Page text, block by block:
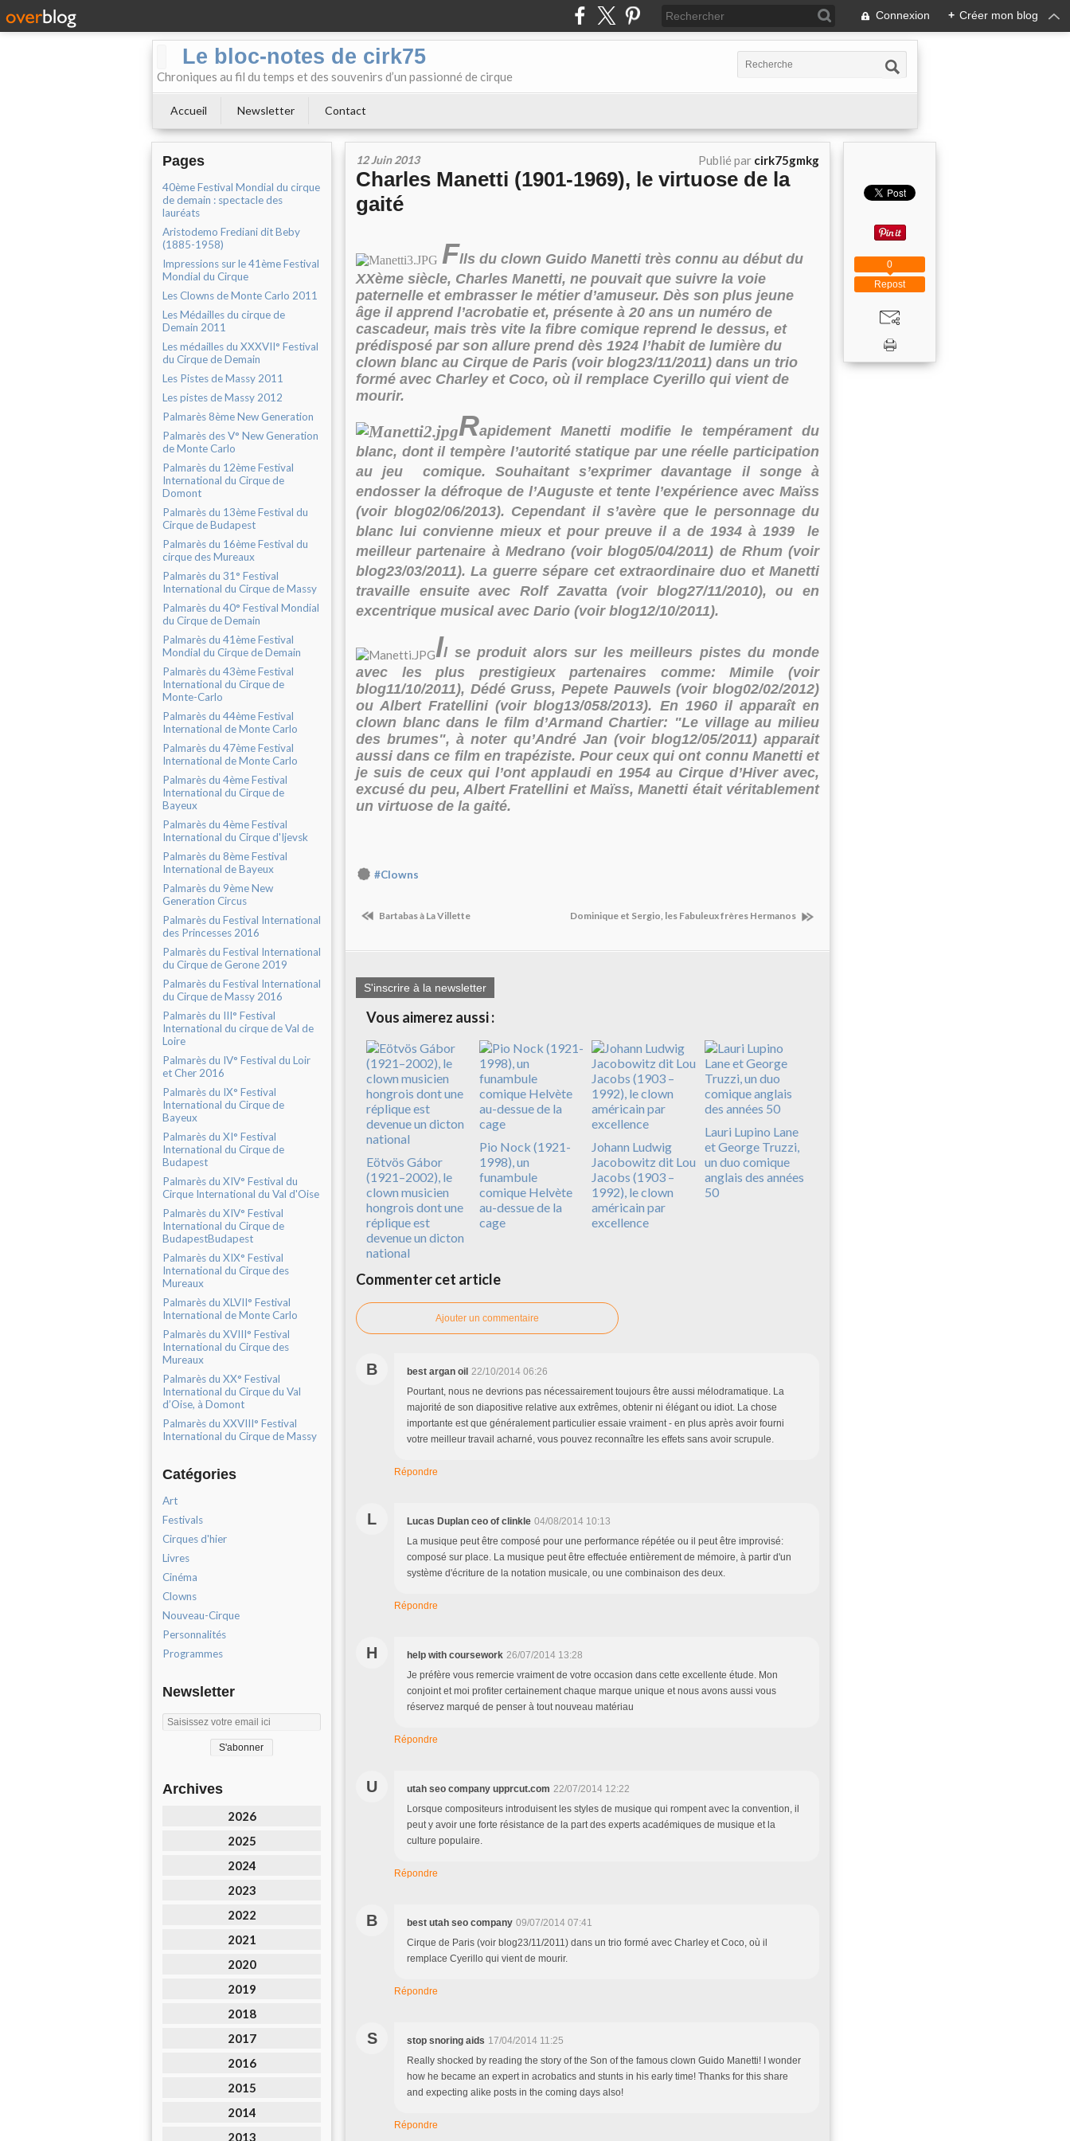
Connexion + Créer mon blog
Le bloc-notes de cirk75
Chroniques au fil du temps et des souvenirs d’un passionné de cirque
Accueil Newsletter Contact
Pages
40ème Festival Mondial du cirque
de demain : spectacle des
lauréats
Aristodemo Frediani dit Beby
(1885-1958)
Impressions sur le 41ème Festival
Mondial du Cirque
Les Clowns de Monte Carlo 2011
Les Médailles du cirque de
Demain 2011
Les médailles du XXXVII° Festival
du Cirque de Demain
Les Pistes de Massy 2011
Les pistes de Massy 2012
Palmarès 8ème New Generation
Palmarès des V° New Generation
de Monte Carlo
Palmarès du 12ème Festival
International du Cirque de
Domont
Palmarès du 13ème Festival du
Cirque de Budapest
Palmarès du 16ème Festival du
cirque des Mureaux
Palmarès du 31° Festival
International du Cirque de Massy
Palmarès du 40° Festival Mondial
du Cirque de Demain
Palmarès du 41ème Festival
Mondial du Cirque de Demain
Palmarès du 43ème Festival
International du Cirque de
Monte-Carlo
Palmarès du 44ème Festival
International de Monte Carlo
Palmarès du 47ème Festival
International de Monte Carlo
Palmarès du 4ème Festival
International du Cirque de
Bayeux
Palmarès du 4ème Festival
International du Cirque d'Ijevsk
Palmarès du 8ème Festival
International de Bayeux
Palmarès du 9ème New
Generation Circus
Palmarès du Festival International
des Princesses 2016
Palmarès du Festival International
du Cirque de Gerone 2019
Palmarès du Festival International
du Cirque de Massy 2016
Palmarès du III° Festival
International du cirque de Val de
Loire
Palmarès du IV° Festival du Loir
et Cher 2016
Palmarès du IX° Festival
International du Cirque de
Bayeux
Palmarès du XI° Festival
International du Cirque de
Budapest
Palmarès du XIV° Festival du
Cirque International du Val d'Oise
Palmarès du XIV° Festival
International du Cirque de
BudapestBudapest
Palmarès du XIX° Festival
International du Cirque des
Mureaux
Palmarès du XLVII° Festival
International de Monte Carlo
Palmarès du XVIII° Festival
International du Cirque des
Mureaux
Palmarès du XX° Festival
International du Cirque du Val
d’Oise, à Domont
Palmarès du XXVIII° Festival
International du Cirque de Massy
Catégories
Art
Festivals
Cirques d'hier
Livres
Cinéma
Clowns
Nouveau-Cirque
Personnalités
Programmes
Newsletter
Archives
2026
2025
2024
2023
2022
2021
2020
2019
2018
2017
2016
2015
2014
2013
12 Juin 2013 Publié par cirk75gmkg
Charles Manetti (1901-1969), le virtuose de la
gaité
Flls du clown Guido Manetti très connu au début du
XXème siècle, Charles Manetti, ne pouvait que suivre la voie
paternelle et embrasser le métier d’amuseur. Dès son plus jeune
âge il apprend l’acrobatie et, présente à 20 ans un numéro de
cascadeur, mais très vite la fibre comique reprend le dessus, et
prédisposé par son allure prend dès 1924 l’habit de lumière du
clown blanc au Cirque de Paris (voir blog23/11/2011) dans un trio
formé avec Charley et Coco, où il remplace Cyerillo qui vient de
mourir.
Rapidement Manetti modifie le tempérament du
blanc, dont il tempère l’autorité statique par une réelle participation
au jeu comique. Souhaitant s’exprimer davantage il songe à
endosser la défroque de l’Auguste et tente l’expérience avec Maïss
(voir blog02/06/2013). Cependant il s’avère que le personnage du
blanc lui convienne mieux et pour preuve il a de 1934 à 1939 le
meilleur partenaire à Medrano (voir blog05/04/2011) de Rhum (voir
blog23/03/2011). La guerre sépare cet extraordinaire duo et Manetti
travaille ensuite avec Rolf Zavatta (voir blog27/11/2010), ou en
excentrique musical avec Dario (voir blog12/10/2011).
ll se produit alors sur les meilleurs pistes du monde
avec les plus prestigieux partenaires comme: Mimile (voir
blog11/10/2011), Dédé Gruss, Pepete Pauwels (voir blog02/02/2012)
ou Albert Fratellini (voir blog13/058/2013). En 1960 il apparaît en
clown blanc dans le film d’Armand Chartier: "Le village au milieu
des brumes", à noter qu’André Jan (voir blog12/05/2011) apparait
aussi dans ce film en trapéziste. Pour ceux qui ont connu Manetti et
je suis de ceux qui l’ont applaudi en 1954 au Cirque d’Hiver avec,
excusé du peu, Albert Fratellini et Maïss, Manetti était véritablement
un virtuose de la gaité.
#Clowns
Bartabas à La Villette Dominique et Sergio, les Fabuleux frères Hermanos
S'inscrire à la newsletter
Vous aimerez aussi :
Eötvös Gábor
(1921–2002), le
clown musicien
hongrois dont une
réplique est
devenue un dicton
national
Pio Nock (1921-
1998), un
funambule
comique Helvète
au-dessue de la
cage
Johann Ludwig
Jacobowitz dit Lou
Jacobs (1903 –
1992), le clown
américain par
excellence
Lauri Lupino Lane
et George Truzzi,
un duo comique
anglais des années
50
Commenter cet article
Ajouter un commentaire
B best argan oil 22/10/2014 06:26
Pourtant, nous ne devrions pas nécessairement toujours être aussi mélodramatique. La
majorité de son diapositive relative aux extrêmes, obtenir ni élégant ou idiot. La chose
importante est que généralement particulier essaie vraiment - en plus après avoir fourni
votre meilleur travail acharné, vous pouvez reconnaître les effets sans avoir scrupule.
Répondre
L Lucas Duplan ceo of clinkle 04/08/2014 10:13
La musique peut être composé pour une performance répétée ou il peut être improvisé:
composé sur place. La musique peut être effectuée entièrement de mémoire, à partir d'un
système d'écriture de la notation musicale, ou une combinaison des deux.
Répondre
H help with coursework 26/07/2014 13:28
Je préfère vous remercie vraiment de votre occasion dans cette excellente étude. Mon
conjoint et moi profiter certainement chaque marque unique et nous avons aussi vous
réservez marqué de penser à tout nouveau matériau
Répondre
U utah seo company upprcut.com 22/07/2014 12:22
Lorsque compositeurs introduisent les styles de musique qui rompent avec la convention, il
peut y avoir une forte résistance de la part des experts académiques de musique et la
culture populaire.
Répondre
B best utah seo company 09/07/2014 07:41
Cirque de Paris (voir blog23/11/2011) dans un trio formé avec Charley et Coco, où il
remplace Cyerillo qui vient de mourir.
Répondre
S stop snoring aids 17/04/2014 11:25
Really shocked by reading the story of the Son of the famous clown Guido Manetti! I wonder
how he became an expert in acrobatics and stunts in his early time! Thanks for this share
and expecting alike posts in the coming days also!
Répondre
Repost
0